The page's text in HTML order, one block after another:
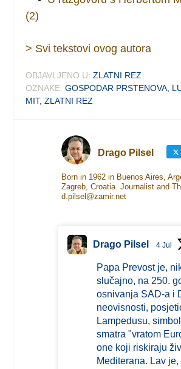
(2)
> Svi tekstovi ovog autora
OBJAVLJENO U: ZLATNI REZ
OZNAKE: GOSPODAR PRSTENOVA
MIT,ZLATNI REZ
Drago Pilsel
Born in 1962 in Buenos Aires,
Zagreb, Croatia. Journalist and
d.pilsel@zamir.net
Drago Pilsel 4 Jul
Papa Prevost je,
slučajno, na 250.
osnivanja SAD-a i
neovisnosti,
Lampedusu,
smatra "vratom
one koji riskiraju
Mediterana. Lav je,